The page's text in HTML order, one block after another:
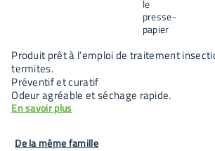
Produit prêt à l’emploi de traitement
termites.
Préventif et curatif
Odeur agréable et séchage rapide.
En savoir plus
De la même famille